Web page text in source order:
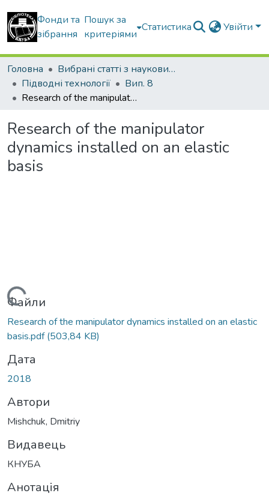
Фонди та
зібрання
Пошук за
критеріями
Статистика Увійти
Головна
Вибрані статті з наукових збірників КНУБА
Підводні технології
Вип. 8
Research of the manipulator dynamics installed on an elastic basis
Research of the manipulator
dynamics installed on an elastic
basis
Вантажиться...
Файли
Research of the manipulator dynamics installed on an elastic
basis.pdf(503,84 KB)
Дата
2018
Автори
Mishchuk, Dmitriy
Видавець
КНУБА
Анотація